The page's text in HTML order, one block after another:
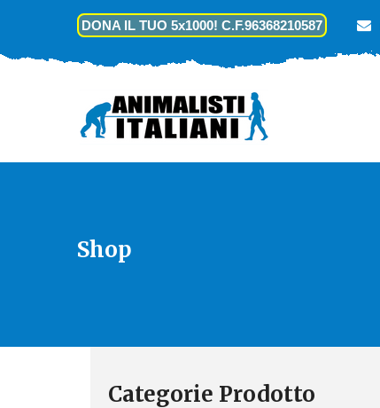
DONA IL TUO 5x1000! C.F.96368210587
Shop
Categorie Prodotto